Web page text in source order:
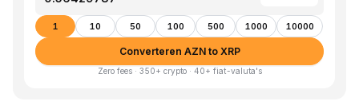
1 10 50 100 500 1000 10000
Converteren AZN to XRP
Zero fees · 350+ crypto · 40+ fiat-valuta's